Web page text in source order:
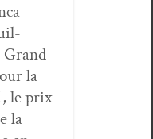
Grand
la
le prix
la